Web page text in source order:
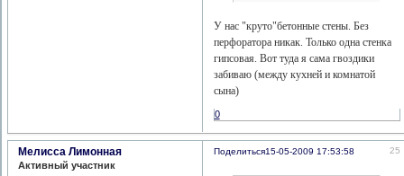
У нас "круто"бетонные стены. Без
перфоратора никак. Только одна стенка
гипсовая. Вот туда я сама гвоздики
забиваю (между кухней и комнатой
сына)
0
Поделиться 25
15-05-2009 17:53:58
Мелисса Лимонная
Активный участник